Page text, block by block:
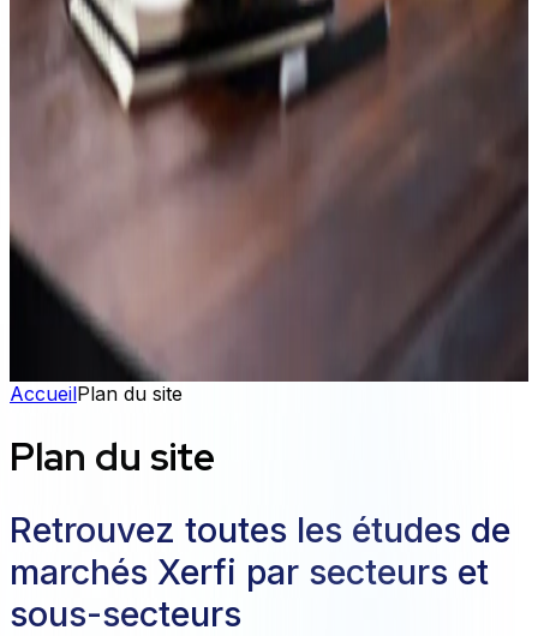
Études sur mesure
Des experts qui élaborent avec vous des solutions sur
mesure, pensées pour relever vos défis spécifiques.
Exploitez tout le corpus Xerfi (1 000 études, 10 000
vidéos et des centaines d'articles) pour générer, par
simple prompt, des études de marché, analyses
concurrentielles et notes stratégiques.
Découvrez la solution
AccueilPlan du site
Plan du site
Retrouvez toutes les études de
marchés Xerfi par secteurs et
sous-secteurs